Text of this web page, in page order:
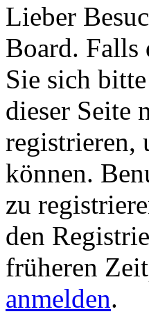
Lieber
Board. Falls
Sie sich
dieser Seite
registrieren,
können.
zu
den
früheren
anmelden.